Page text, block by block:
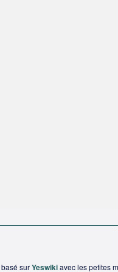
surYeswikiavec les petites